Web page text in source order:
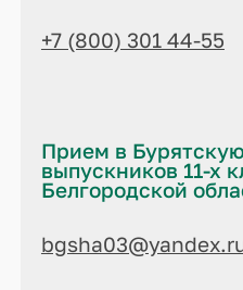
+7 (800) 301 44-55
Прием в
выпускников 11-х
Белгородской